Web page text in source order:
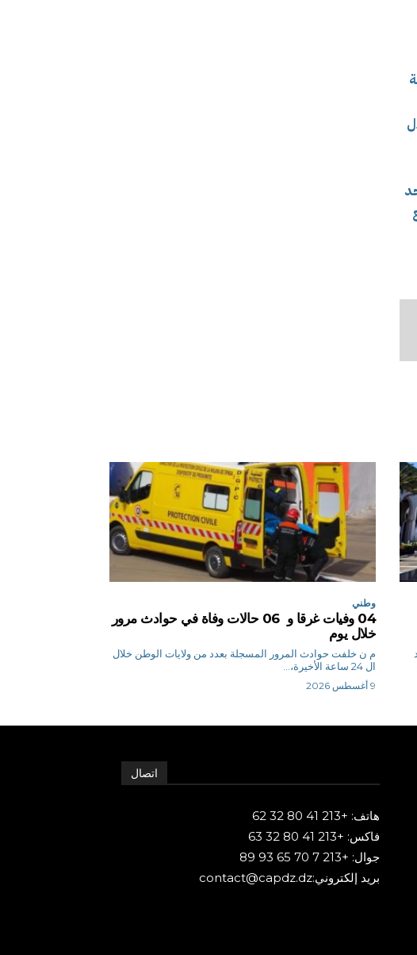
وطني
04 وفيات غرقا و 06 حالات وفاة في حوادث مرور
خلال يوم
م ن خلفت حوادث المرور المسجلة بعدد من ولايات الوطن خلال
ال 24 ساعة الأخيرة،...
9 أغسطس 2026
اتصال
هاتف: +213 41 80 32 62
فاكس: +213 41 80 32 63
جوال: +213 7 70 65 93 89
بريد إلكتروني:contact@capdz.dz